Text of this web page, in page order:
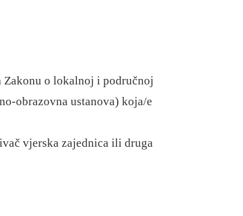
Zakonu o lokalnoj i područnoj
obrazovna ustanova) koja/e
vjerska zajednica ili druga